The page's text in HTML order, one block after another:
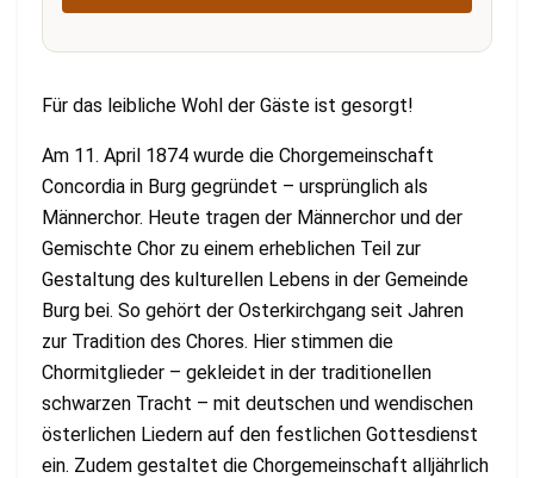
Für das leibliche Wohl der Gäste ist gesorgt!
Am 11. April 1874 wurde die Chorgemeinschaft
Concordia in Burg gegründet – ursprünglich als
Männerchor. Heute tragen der Männerchor und der
Gemischte Chor zu einem erheblichen Teil zur
Gestaltung des kulturellen Lebens in der Gemeinde
Burg bei. So gehört der Osterkirchgang seit Jahren
zur Tradition des Chores. Hier stimmen die
Chormitglieder – gekleidet in der traditionellen
schwarzen Tracht – mit deutschen und wendischen
österlichen Liedern auf den festlichen Gottesdienst
ein. Zudem gestaltet die Chorgemeinschaft alljährlich